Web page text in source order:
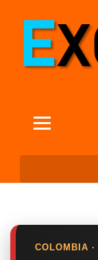
COLOMBIA